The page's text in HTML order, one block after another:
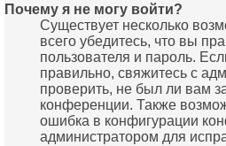
Почему я не могу войти?
Существует несколько
всего убедитесь, что вы
пользователя и пароль.
правильно, свяжитесь с
проверить, не был ли вам
конференции. Также
ошибка в конфигурации
администратором для